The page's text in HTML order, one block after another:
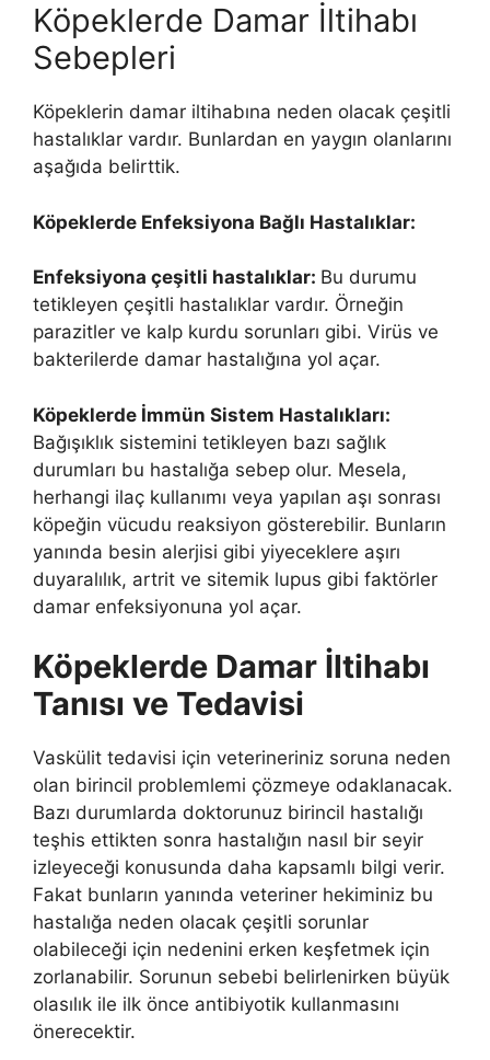
Köpeklerde Damar İltihabı
Sebepleri
Köpeklerin damar iltihabına neden olacak çeşitli
hastalıklar vardır. Bunlardan en yaygın olanlarını
aşağıda belirttik.
Köpeklerde Enfeksiyona Bağlı Hastalıklar:
Enfeksiyona çeşitli hastalıklar: Bu durumu
tetikleyen çeşitli hastalıklar vardır. Örneğin
parazitler ve kalp kurdu sorunları gibi. Virüs ve
bakterilerde damar hastalığına yol açar.
Köpeklerde İmmün Sistem Hastalıkları:
Bağışıklık sistemini tetikleyen bazı sağlık
durumları bu hastalığa sebep olur. Mesela,
herhangi ilaç kullanımı veya yapılan aşı sonrası
köpeğin vücudu reaksiyon gösterebilir. Bunların
yanında besin alerjisi gibi yiyeceklere aşırı
duyaralılık, artrit ve sitemik lupus gibi faktörler
damar enfeksiyonuna yol açar.
Köpeklerde Damar İltihabı
Tanısı ve Tedavisi
Vaskülit tedavisi için veterineriniz soruna neden
olan birincil problemlemi çözmeye odaklanacak.
Bazı durumlarda doktorunuz birincil hastalığı
teşhis ettikten sonra hastalığın nasıl bir seyir
izleyeceği konusunda daha kapsamlı bilgi verir.
Fakat bunların yanında veteriner hekiminiz bu
hastalığa neden olacak çeşitli sorunlar
olabileceği için nedenini erken keşfetmek için
zorlanabilir. Sorunun sebebi belirlenirken büyük
olasılık ile ilk önce antibiyotik kullanmasını
önerecektir.